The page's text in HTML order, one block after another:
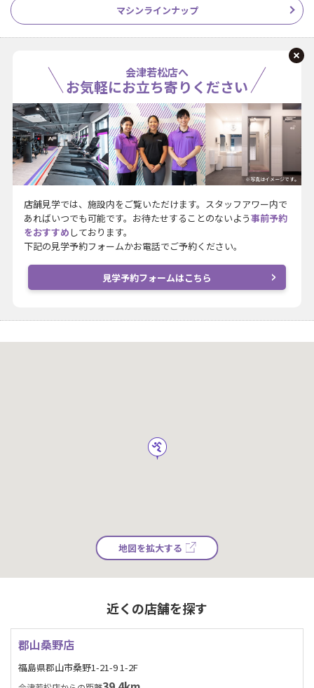
マシンラインナップ
会津若松店へ
お気軽にお立ち寄りください
※写真はイメージです。
店舗見学では、施設内をご覧いただけます。スタッフアワー内で
あればいつでも可能です。お待たせすることのないよう事前予約
をおすすめ しております。
下記の見学予約フォームかお電話でご予約ください。
見学予約フォームはこちら
地図を拡大する
近くの店舗を探す
郡山桑野店
福島県郡山市桑野1-21-9 1-2F